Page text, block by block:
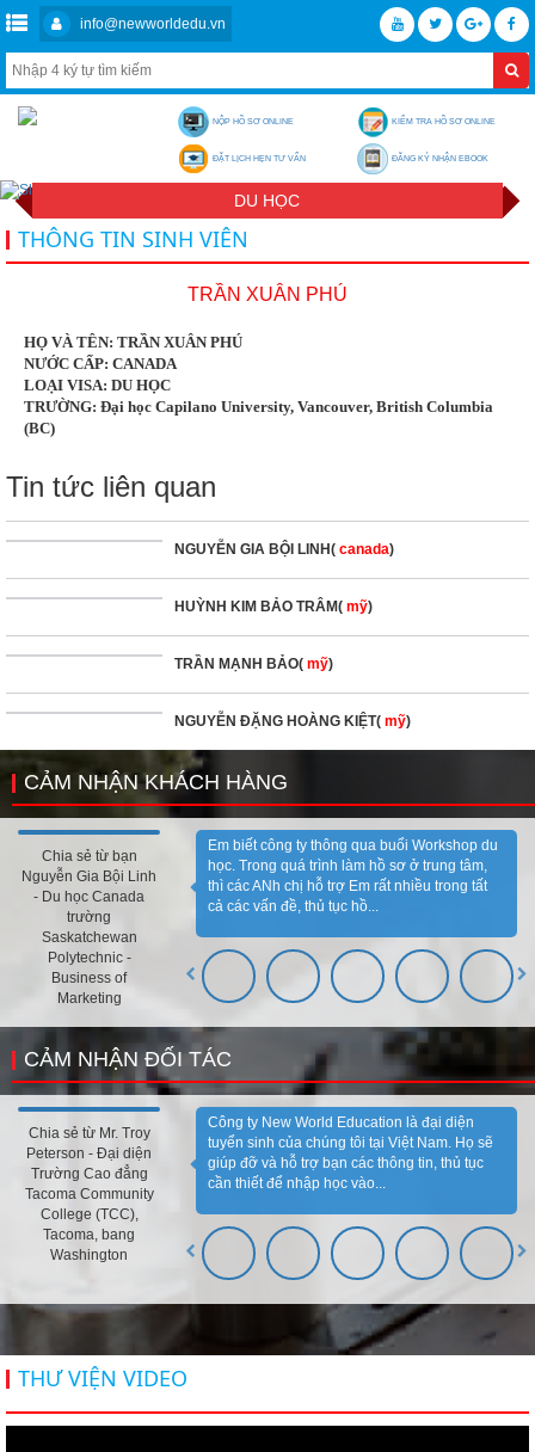
info@newworldedu.vn
NỘP HỒ SƠ ONLINE KIỂM TRA HỒ SƠ ONLINE
ĐẶT LỊCH HẸN TƯ VẤN ĐĂNG KÝ NHẬN EBOOK
DU HỌC
THÔNG TIN SINH VIÊN
TRẦN XUÂN PHÚ
HỌ VÀ TÊN: TRẦN XUÂN PHÚ
NƯỚC CẤP: CANADA
LOẠI VISA: DU HỌC
TRƯỜNG: Đại học Capilano University, Vancouver, British Columbia
(BC)
Tin tức liên quan
NGUYỄN GIA BỘI LINH( canada)
HUỲNH KIM BẢO TRÂM( mỹ)
TRẦN MẠNH BẢO( mỹ)
NGUYỄN ĐẶNG HOÀNG KIỆT( mỹ)
CẢM NHẬN KHÁCH HÀNG
Chia sẻ từ bạn
Nguyễn Gia Bội Linh
- Du học Canada
trường
Saskatchewan
Polytechnic -
Business of
Marketing
Em biết công ty thông qua buổi Workshop du
học. Trong quá trình làm hồ sơ ở trung tâm,
thì các ANh chị hỗ trợ Em rất nhiều trong tất
cả các vấn đề, thủ tục hồ...
CẢM NHẬN ĐỐI TÁC
Chia sẻ từ Mr. Troy
Peterson - Đại diện
Trường Cao đẳng
Tacoma Community
College (TCC),
Tacoma, bang
Washington
Công ty New World Education là đại diện
tuyển sinh của chúng tôi tại Việt Nam. Họ sẽ
giúp đỡ và hỗ trợ bạn các thông tin, thủ tục
cần thiết để nhập học vào...
THƯ VIỆN VIDEO